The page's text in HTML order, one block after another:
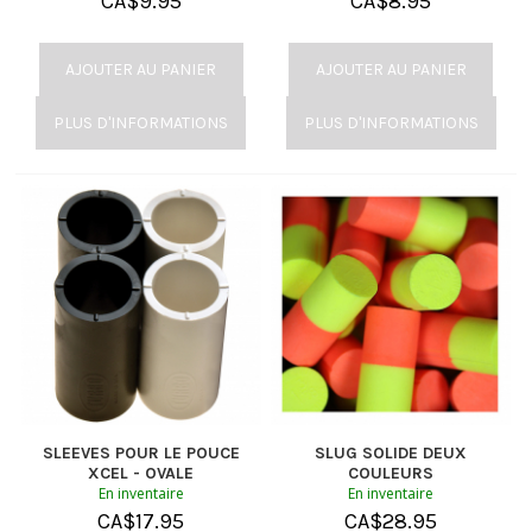
AJOUTER AU PANIER
PLUS D'INFORMATIONS
AJOUTER AU PANIER
PLUS D'INFORMATIONS
SLEEVES POUR LE POUCE
XCEL - OVALE
En inventaire
CA$17.95
SLUG SOLIDE DEUX
COULEURS
En inventaire
CA$28.95